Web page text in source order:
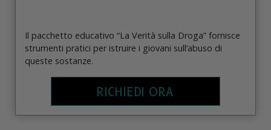
Il pacchetto educativo “La Verità sulla Droga” fornisce
strumenti pratici per istruire i giovani sull’abuso di
queste sostanze.
RICHIEDI ORA